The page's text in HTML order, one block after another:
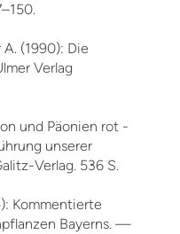
(1990): Die
Verlag
und Päonien rot -
unserer
Verlag. 536 S.
Kommentierte
Bayerns. —